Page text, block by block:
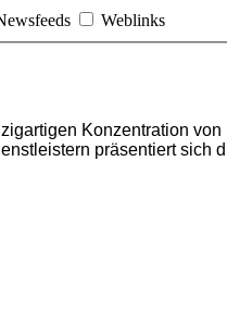
Weblinks
Konzentration von
präsentiert sich